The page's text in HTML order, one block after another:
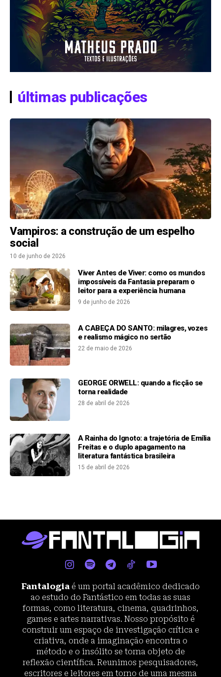
últimas publicações
Vampiros: a construção de um espelho
social
10 de junho de 2026
Viver Antes de Viver: como os mundos
impossíveis da Fantasia preparam o
leitor para a experiência humana
9 de junho de 2026
A CABEÇA DO SANTO: milagres, vozes
e realismo mágico no sertão
22 de maio de 2026
GEORGE ORWELL: quando a ficção se
torna realidade
28 de abril de 2026
A Rainha do Ignoto: a trajetória de Emília
Freitas e o duplo apagamento na
literatura fantástica brasileira
15 de abril de 2026
Fantalogia é um portal acadêmico dedicado
ao estudo do Fantástico em todas as suas
formas, como literatura, cinema, quadrinhos,
games e artes narrativas. Nosso propósito é
construir um espaço de investigação crítica e
criativa, onde a imaginação encontra o
método e o insólito se torna objeto de
reflexão científica. Reunimos pesquisadores,
escritores e leitores em torno de uma mesma